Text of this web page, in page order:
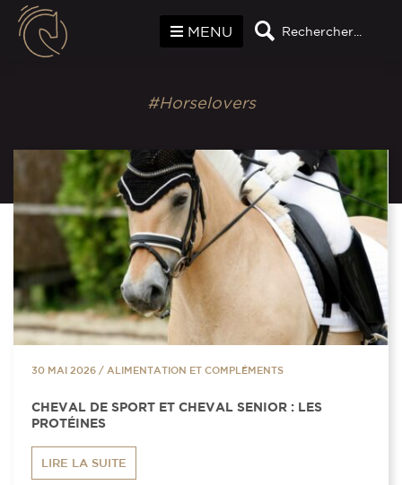
Rechercher...
MENU
#Horselovers
30 MAI 2026 / ALIMENTATION ET COMPLÉMENTS
CHEVAL DE SPORT ET CHEVAL SENIOR : LES
PROTÉINES
LIRE LA SUITE
Panneau de gestion des cookies